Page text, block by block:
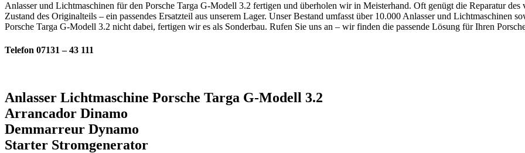
Anlasser und Lichtmaschinen für den Porsche Targa G-Modell 3.2 fertigen und überholen wir in Meisterhand. Oft genügt die Reparatur
Zustand des Originalteils – ein passendes Ersatzteil aus unserem Lager. Unser Bestand umfasst über 10.000 Anlasser und Lichtmaschinen
Porsche Targa G-Modell 3.2 nicht dabei, fertigen wir es als Sonderbau. Rufen Sie uns an – wir finden die passende Lösung für Ihren
Telefon 07131 – 43 111
Anlasser Lichtmaschine Porsche Targa G-Modell 3.2
Arrancador Dinamo
Demmarreur Dynamo
Starter Stromgenerator